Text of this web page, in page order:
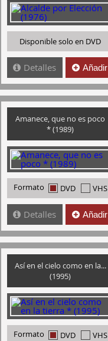
Disponible solo en DVD
Detalles Añadir
Amanece, que no es poco
* (1989)
Formato DVD VHS
Detalles Añadir
Así en el cielo como en la...
(1995)
Formato DVD VHS